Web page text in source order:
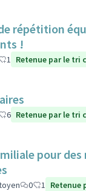
répétition
!
1 Retenue par le tri
6 Retenue par le tri
pour
0 1 Retenue